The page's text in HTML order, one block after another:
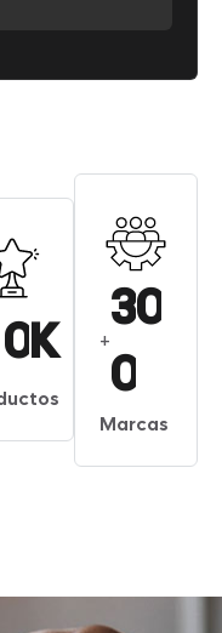
0K +
30
0
Marcas